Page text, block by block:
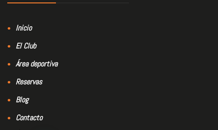
Inicio
El Club
Área deportiva
Reservas
Blog
Contacto